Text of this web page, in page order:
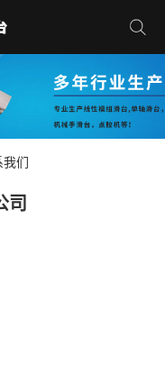
们
司